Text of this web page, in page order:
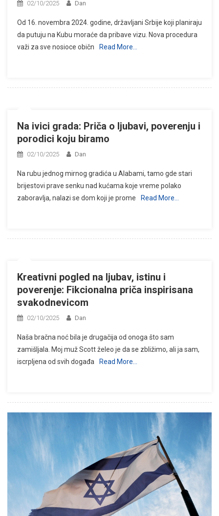
02/10/2025 Dan
Od 16. novembra 2024. godine, državljani Srbije koji planiraju
da putuju na Kubu moraće da pribave vizu. Nova procedura
važi za sve nosioce običn
Read More…
Na ivici grada: Priča o ljubavi, poverenju i
porodici koju biramo
02/10/2025 Dan
Na rubu jednog mirnog gradića u Alabami, tamo gde stari
brijestovi prave senku nad kućama koje vreme polako
zaboravlja, nalazi se dom koji je prome
Read More…
Kreativni pogled na ljubav, istinu i
poverenje: Fikcionalna priča inspirisana
svakodnevicom
02/10/2025 Dan
Naša bračna noć bila je drugačija od onoga što sam
zamišljala. Moj muž Scott želeo je da se zbližimo, ali ja sam,
iscrpljena od svih događa
Read More…